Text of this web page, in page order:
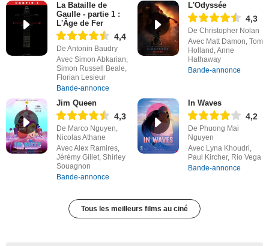
La Bataille de
Gaulle - partie 1 :
L'Âge de Fer
4,4
De Antonin Baudry
Avec Simon Abkarian,
Simon Russell Beale,
Florian Lesieur
Bande-annonce
L'Odyssée
4,3
De Christopher Nolan
Avec Matt Damon, Tom
Holland, Anne
Hathaway
Bande-annonce
Jim Queen
4,3
De Marco Nguyen,
Nicolas Athane
Avec Alex Ramires,
Jérémy Gillet, Shirley
Souagnon
Bande-annonce
In Waves
4,2
De Phuong Mai
Nguyen
Avec Lyna Khoudri,
Paul Kircher, Rio Vega
Bande-annonce
Tous les meilleurs films au ciné